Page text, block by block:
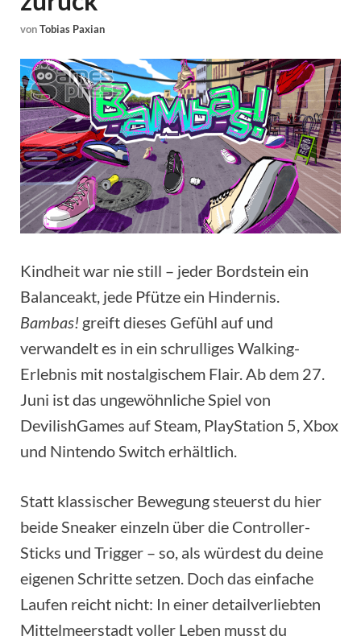
vonTobias Paxian
Kindheit war nie still – jeder Bordstein ein
Balanceakt, jede Pfütze ein Hindernis.
Bambas! greift dieses Gefühl auf und
verwandelt es in ein schrulliges Walking-
Erlebnis mit nostalgischem Flair. Ab dem 27.
Juni ist das ungewöhnliche Spiel von
DevilishGames auf Steam, PlayStation 5, Xbox
und Nintendo Switch erhältlich.
Statt klassischer Bewegung steuerst du hier
beide Sneaker einzeln über die Controller-
Sticks und Trigger – so, als würdest du deine
eigenen Schritte setzen. Doch das einfache
Laufen reicht nicht: In einer detailverliebten
Mittelmeerstadt voller Leben musst du